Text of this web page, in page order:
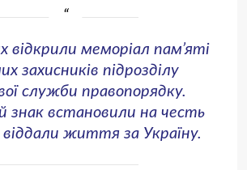
відкрили меморіал пам’яті
захисників підрозділу
служби правопорядку.
знак встановили на честь
віддали життя за Україну.